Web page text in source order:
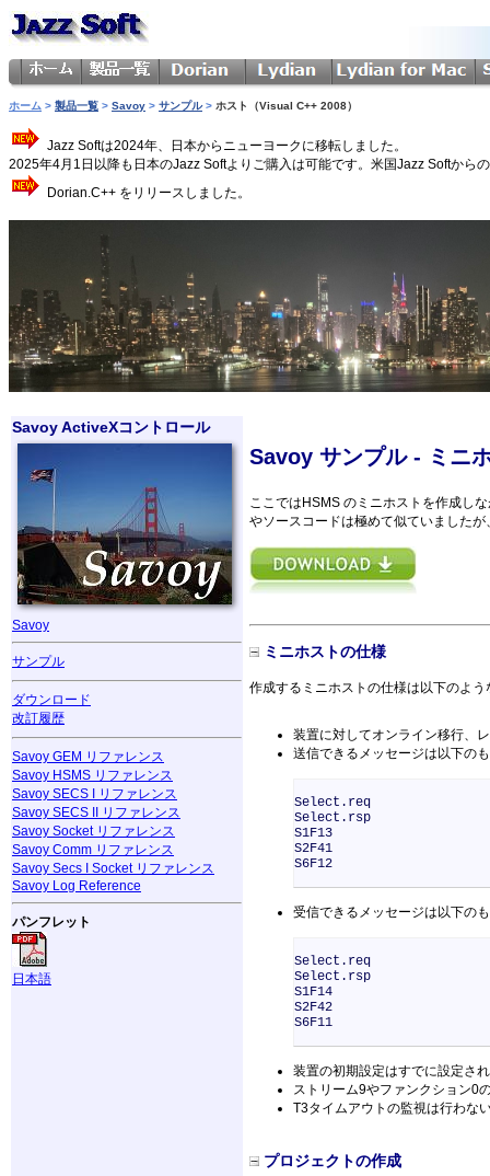
ホーム > 製品一覧 > Savoy > サンプル> ホスト（Visual C++ 2008）
Jazz Softは2024年、日本からニューヨークに移転しました。
2025年4月1日以降も日本のJazz Softよりご購入は可能です。米国Jazz Softから
Dorian.C++ をリリースしました。
Savoy ActiveXコントロール
Savoy
サンプル
ダウンロード
改訂履歴
Savoy GEM リファレンス
Savoy HSMS リファレンス
Savoy SECS I リファレンス
Savoy SECS II リファレンス
Savoy Socket リファレンス
Savoy Comm リファレンス
Savoy Secs I Socket リファレンス
Savoy Log Reference
パンフレット
日本語
Savoy サンプル - ミニ
ここではHSMS のミニホストを作成し
やソースコードは極めて似ていました
ミニホストの仕様
作成するミニホストの仕様は以下のよ
装置に対してオンライン移行、
送信できるメッセージは以下の
Select.req
Select.rsp
S1F13
S2F41
S6F12
受信できるメッセージは以下の
Select.req
Select.rsp
S1F14
S2F42
S6F11
装置の初期設定はすでに設定さ
ストリーム9やファンクション0
T3タイムアウトの監視は行わな
プロジェクトの作成